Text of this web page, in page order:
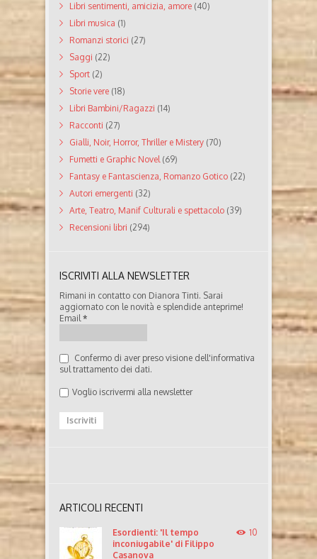
Libri sentimenti, amicizia, amore (40)
Libri musica (1)
Romanzi storici (27)
Saggi (22)
Sport (2)
Storie vere (18)
Libri Bambini/Ragazzi (14)
Racconti (27)
Gialli, Noir, Horror, Thriller e Mistery (70)
Fumetti e Graphic Novel(69)
Fantasy e Fantascienza, Romanzo Gotico (22)
Autori emergenti (32)
Arte, Teatro, Manif Culturali e spettacolo (39)
Recensioni libri (294)
ISCRIVITI ALLA NEWSLETTER
Rimani in contatto con Dianora Tinti. Sarai
aggiornato con le novità e splendide anteprime!
Email*
Confermo di aver preso visione dell'informativa
sul trattamento dei dati.
Voglio iscrivermi alla newsletter
ARTICOLI RECENTI
Esordienti: 'Il tempo
inconiugabile' di Filippo
Casanova
10